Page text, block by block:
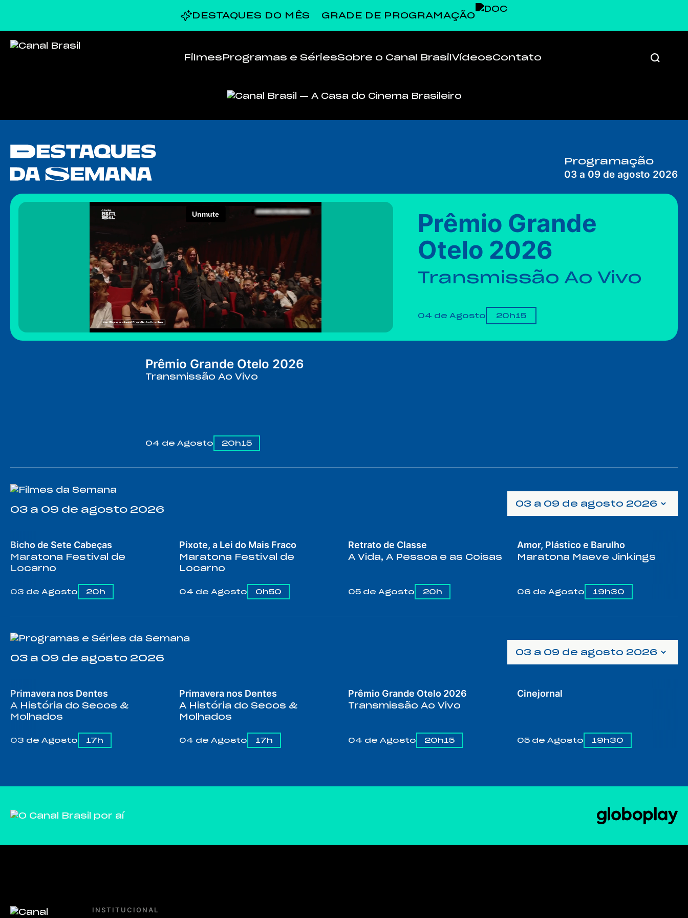
DESTAQUES DO MÊS GRADE DE PROGRAMAÇÃO
FilmesProgramas e SériesSobre o Canal BrasilVídeosContato
Programação
03 a 09 de agosto 2026
Prêmio Grande
Otelo 2026
Transmissão Ao Vivo
04 de Agosto 20h15
Prêmio Grande Otelo 2026
Transmissão Ao Vivo
04 de Agosto 20h15
03 a 09 de agosto 2026 03 a 09 de agosto 2026
Bicho de Sete Cabeças
Maratona Festival de
Locarno
03 de Agosto 20h
Pixote, a Lei do Mais Fraco
Maratona Festival de
Locarno
04 de Agosto 0h50
Retrato de Classe
A Vida, A Pessoa e as Coisas
05 de Agosto 20h
Amor, Plástico e Barulho
Maratona Maeve Jinkings
06 de Agosto 19h30
03 a 09 de agosto 2026 03 a 09 de agosto 2026
Primavera nos Dentes
A História do Secos &
Molhados
03 de Agosto 17h
Primavera nos Dentes
A História do Secos &
Molhados
04 de Agosto 17h
Prêmio Grande Otelo 2026
Transmissão Ao Vivo
04 de Agosto 20h15
Cinejornal
05 de Agosto 19h30
INSTITUCIONAL